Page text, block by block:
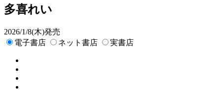
多喜れい
2026/1/8(木)発売
電子書店
ネット書店 実書店